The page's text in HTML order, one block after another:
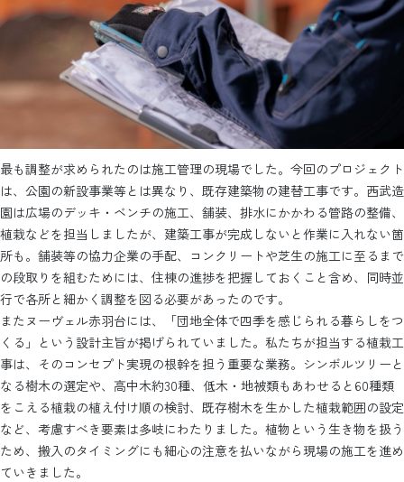
最も調整が求められたのは施工管理の現場でした。今回のプロジェクト
は、公園の新設事業等とは異なり、既存建築物の建替工事です。西武造
園は広場のデッキ・ベンチの施工、舗装、排水にかかわる管路の整備、
植栽などを担当しましたが、建築工事が完成しないと作業に入れない箇
所も。舗装等の協力企業の手配、コンクリートや芝生の施工に至るまで
の段取りを組むためには、住棟の進捗を把握しておくこと含め、同時並
行で各所と細かく調整を図る必要があったのです。
またヌーヴェル赤羽台には、「団地全体で四季を感じられる暮らしをつ
くる」という設計主旨が掲げられていました。私たちが担当する植栽工
事は、そのコンセプト実現の根幹を担う重要な業務。シンボルツリーと
なる樹木の選定や、高中木約30種、低木・地被類もあわせると60種類
をこえる植栽の植え付け順の検討、既存樹木を生かした植栽範囲の設定
など、考慮すべき要素は多岐にわたりました。植物という生き物を扱う
ため、搬入のタイミングにも細心の注意を払いながら現場の施工を進め
ていきました。